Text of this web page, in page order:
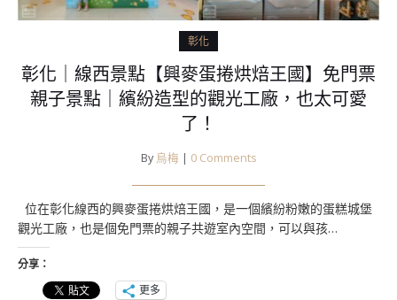
彰化
彰化｜線西景點【興麥蛋捲烘焙王國】免門票
親子景點｜繽紛造型的觀光工廠，也太可愛
了！
By 烏梅 | 0 Comments
位在彰化線西的興麥蛋捲烘焙王國，是一個繽紛粉嫩的蛋糕城堡
觀光工廠，也是個免門票的親子共遊室內空間，可以與孩…
分享：
更多